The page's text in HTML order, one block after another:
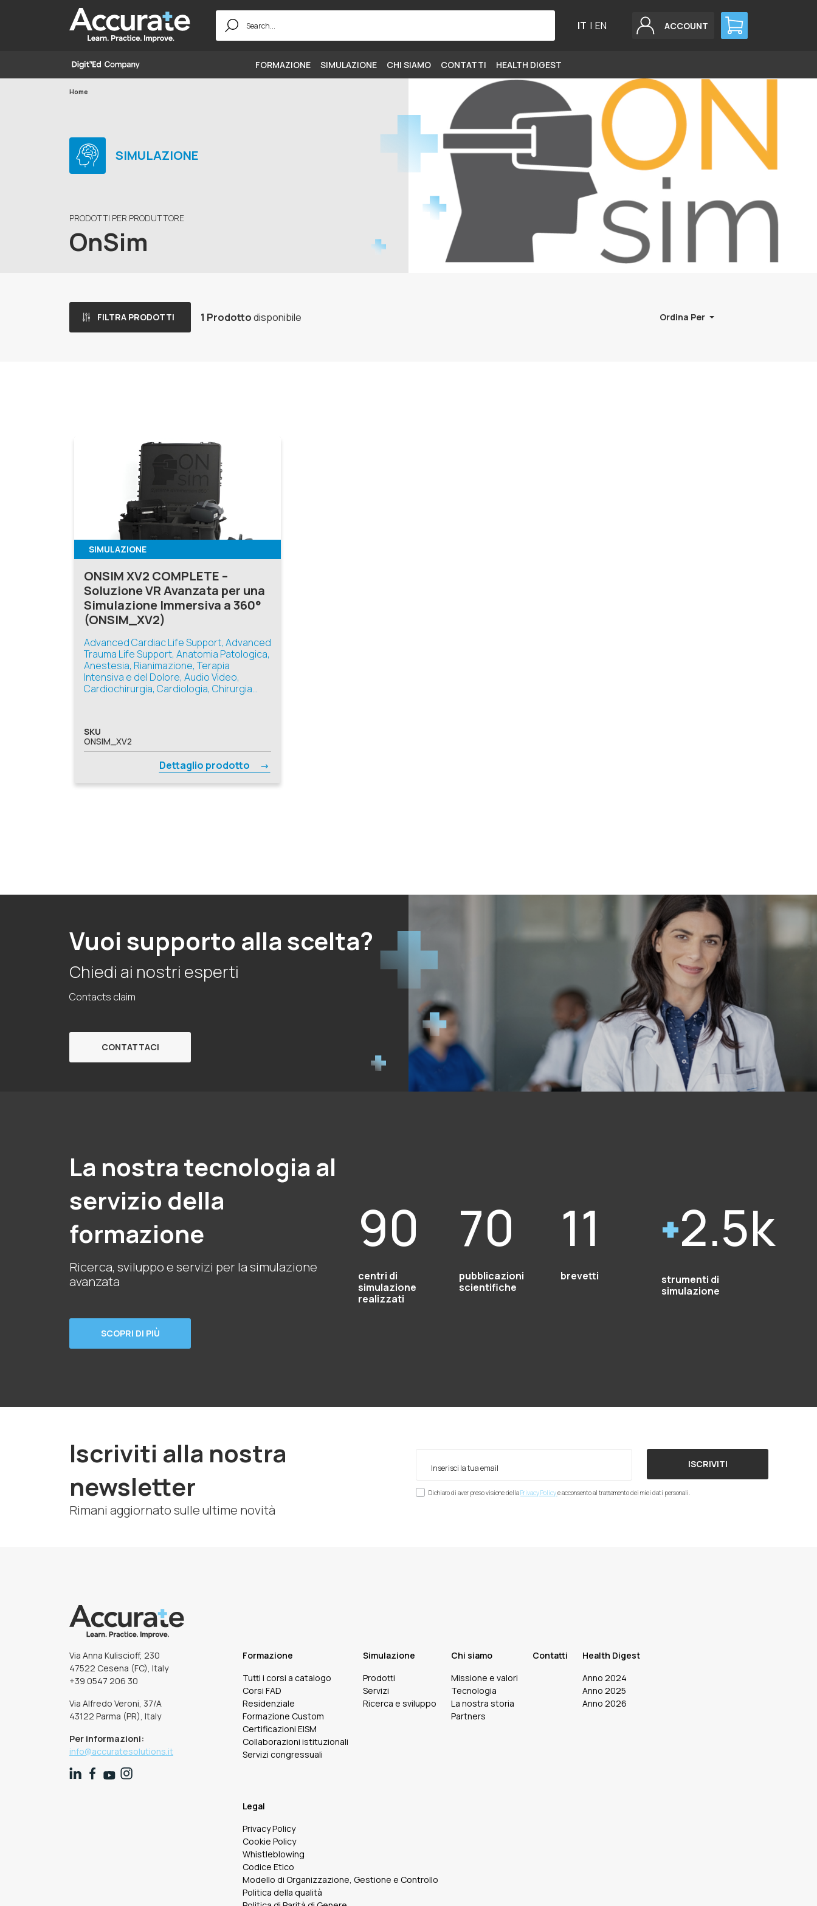
Search
for: IT | EN ACCOUNT
FORMAZIONE SIMULAZIONE CHI SIAMO CONTATTI HEALTH DIGEST
Home
SIMULAZIONE
PRODOTTI PER PRODUTTORE
OnSim
FILTRA PRODOTTI 1 Prodottodisponibile Ordina Per
SIMULAZIONE
ONSIM XV2 COMPLETE –
Soluzione VR Avanzata per una
Simulazione Immersiva a 360°
(ONSIM_XV2)
Advanced Cardiac Life Support, Advanced
Trauma Life Support, Anatomia Patologica,
Anestesia, Rianimazione, Terapia
Intensiva e del Dolore, Audio Video,
Cardiochirurgia, Cardiologia, Chirurgia
Ecografia e Diagnostica, Geriatria,
Infermieristica, Medicina d'Emergenza-
Urgenza, Medicina Generale, Medicina
Interna, Nefrologia, Neonatologia,
SKU
ONSIM_XV2
Dettaglio prodotto
Vuoi supporto alla scelta?
Chiedi ai nostri esperti
Contacts claim
CONTATTACI
La nostra tecnologia al
servizio della
formazione
Ricerca, sviluppo e servizi per la simulazione
avanzata
SCOPRI DI PIÙ
90
centri di
simulazione
realizzati
70
pubblicazioni
scientifiche
11
brevetti
2.5k
strumenti di
simulazione
Iscriviti alla nostra
newsletter
Rimani aggiornato sulle ultime novità
Dichiaro di aver preso visione dellaPrivacy Policye acconsento al trattamento dei miei dati personali.
ISCRIVITI
Via Anna Kuliscioff, 230
47522 Cesena (FC), Italy
+39 0547 206 30
Via Alfredo Veroni, 37/A
43122 Parma (PR), Italy
Per informazioni:
info@accuratesolutions.it
Formazione
Tutti i corsi a catalogo
Corsi FAD
Residenziale
Formazione Custom
Certificazioni EISM
Collaborazioni istituzionali
Servizi congressuali
Simulazione
Prodotti
Servizi
Ricerca e sviluppo
Chi siamo
Missione e valori
Tecnologia
La nostra storia
Partners
Contatti
Health Digest
Anno 2024
Anno 2025
Anno 2026
Legal
Privacy Policy
Cookie Policy
Whistleblowing
Codice Etico
Modello di Organizzazione, Gestione e Controllo
Politica della qualità